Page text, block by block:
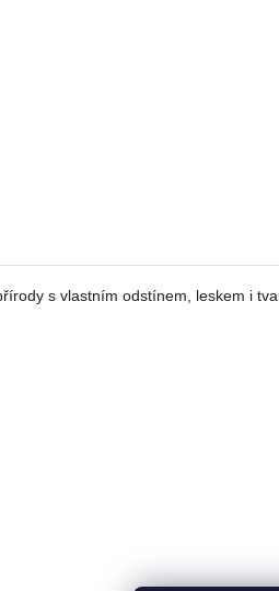
s vlastním odstínem, leskem i